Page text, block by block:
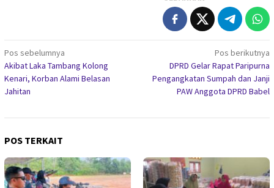
Navigasi
pos
Pos sebelumnya
Akibat Laka Tambang Kolong
Kenari, Korban Alami Belasan
Jahitan
Pos berikutnya
DPRD Gelar Rapat Paripurna
Pengangkatan Sumpah dan Janji
PAW Anggota DPRD Babel
POS TERKAIT